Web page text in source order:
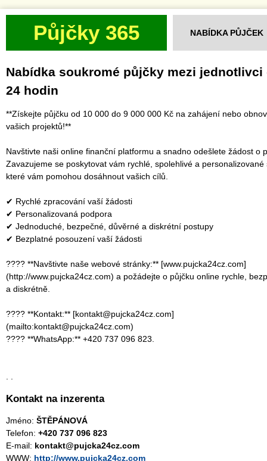
Půjčky 365 NABÍDKA PŮJČEK
Nabídka soukromé půjčky mezi jednotlivci
24 hodin
**Získejte půjčku od 10 000 do 9 000 000 Kč na zahájení nebo
vašich projektů!**
Navštivte naši online finanční platformu a snadno odešlete žádost o
Zavazujeme se poskytovat vám rychlé, spolehlivé a personalizované
které vám pomohou dosáhnout vašich cílů.
✔ Rychlé zpracování vaší žádosti
✔ Personalizovaná podpora
✔ Jednoduché, bezpečné, důvěrné a diskrétní postupy
✔ Bezplatné posouzení vaší žádosti
???? **Navštivte naše webové stránky:** [www.pujcka24cz.com]
(http://www.pujcka24cz.com) a požádejte o půjčku online rychle,
a diskrétně.
???? **Kontakt:** [kontakt@pujcka24cz.com]
(mailto:kontakt@pujcka24cz.com)
???? **WhatsApp:** +420 737 096 823.
Kontakt na inzerenta
Jméno: ŠTĚPÁNOVÁ
Telefon: +420 737 096 823
E-mail: kontakt@pujcka24cz.com
WWW: http://www.pujcka24cz.com